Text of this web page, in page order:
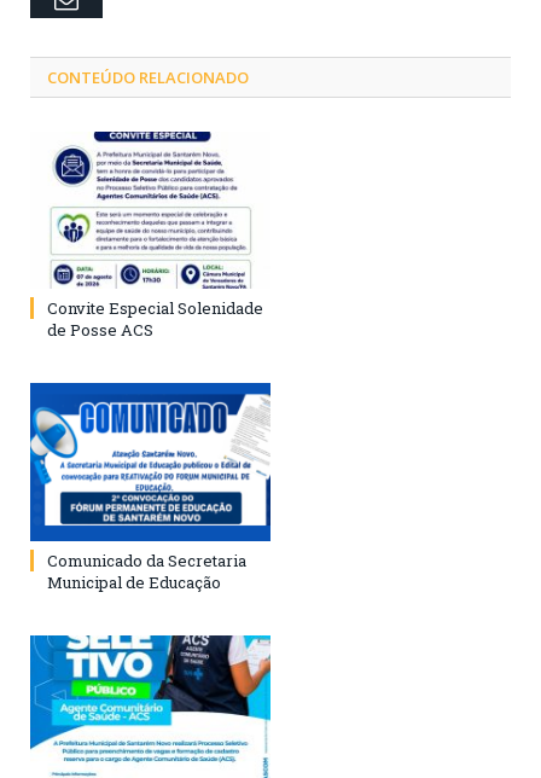
CONTEÚDO RELACIONADO
Convite Especial Solenidade
de Posse ACS
Comunicado da Secretaria
Municipal de Educação